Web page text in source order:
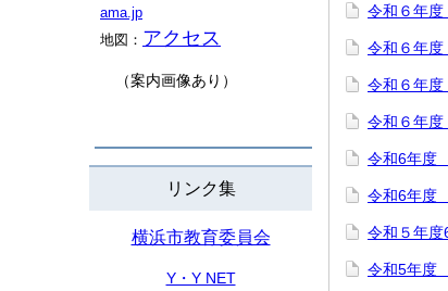
ama.jp
地図： アクセス
（案内画像あり）
リンク集
横浜市教育委員会
Y・Y NET
令和６年
令和６年
令和６年
令和６年
令和6年
令和6年度
令和５年
令和5年度